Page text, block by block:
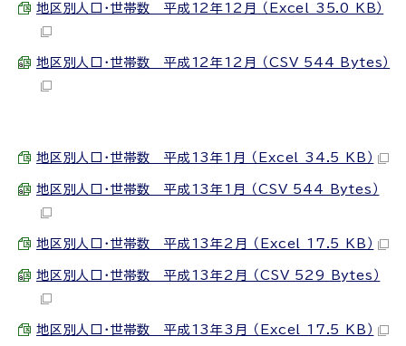
地区別人口・世帯数 平成12年12月 （Excel 35.0 KB）
地区別人口・世帯数 平成12年12月 （CSV 544 Bytes）
地区別人口・世帯数 平成13年1月 （Excel 34.5 KB）
地区別人口・世帯数 平成13年1月 （CSV 544 Bytes）
地区別人口・世帯数 平成13年2月 （Excel 17.5 KB）
地区別人口・世帯数 平成13年2月 （CSV 529 Bytes）
地区別人口・世帯数 平成13年3月 （Excel 17.5 KB）